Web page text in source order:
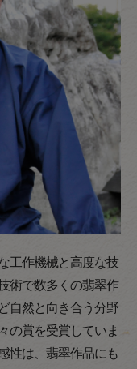
工作機械と高度な技
術で数多くの翡翠作
自然と向き合う分野
の賞を受賞していま
性は、翡翠作品にも